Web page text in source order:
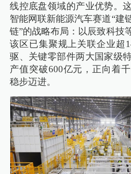
线控底盘领域的产业优势。
智能网联新能源汽车赛道“建
链”的战略布局：以辰致科技
该区已集聚规上关联企业超
驱、关键零部件两大国家级
产值突破600亿元，正向着
稳步迈进。